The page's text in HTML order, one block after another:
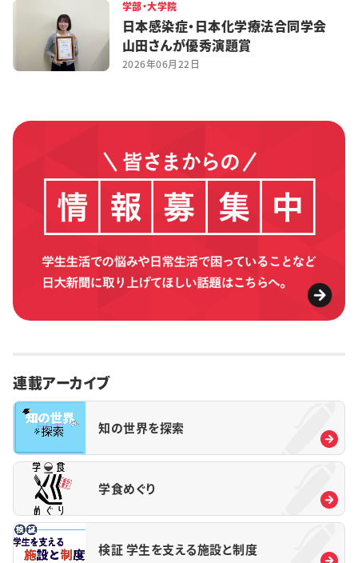
学部・大学院
日本感染症・日本化学療法合同学会
山田さんが優秀演題賞
2026年06月22日
連載アーカイブ
知の世界を探索
学食めぐり
検証 学生を支える施設と制度